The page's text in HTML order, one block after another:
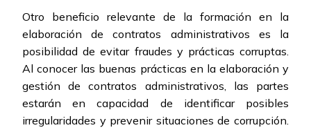
Otro beneficio relevante de la formación en la
elaboración de contratos administrativos es la
posibilidad de evitar fraudes y prácticas corruptas.
Al conocer las buenas prácticas en la elaboración y
gestión de contratos administrativos, las partes
estarán en capacidad de identificar posibles
irregularidades y prevenir situaciones de corrupción.